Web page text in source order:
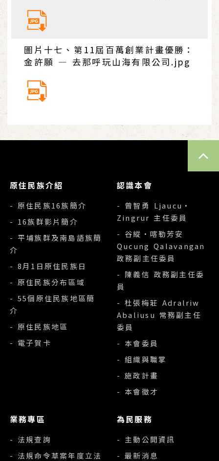
圖片十七、第11屆百萬創業計畫優勝：
金許願 — 去那呼玩山海有限公司.jpg
原住民族介紹
- 原住民族16族簡介
- 16族群影片簡介
- 平埔族群及南島語族簡
介
- 8月1日原住民族日
- 原住民族分布區域
- 55個原住民族地區簡
介
- 原住民族地區
- 電子賀卡
認識本會
- 曾智勇 Ljaucu‧
Zingrur 主任委員
- 谷縱‧喀勒芳安
Qucung Qalavangan
政務副主任委員
- 陳義信 政務副主任委
員
- 杜張梅莊 Adralriw
Abaliusu 常務副主任
委員
- 本會委員
- 組織與職掌
- 施政計畫
- 本會徵才
業務專區
- 法規查詢
- 法規命令草案年度立法
為民服務
- 主動公開資訊
- 最新消息